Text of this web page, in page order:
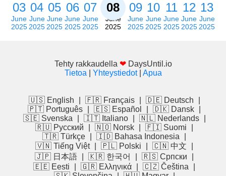
03
June
2025
04
June
2025
05
June
2025
06
June
2025
07
June
2025
08
June
2025
09
June
2025
10
June
2025
11
June
2025
12
June
2025
13
June
2025
Tehty rakkaudella ❤ DaysUntil.io
Tietoa
Yhteystiedot| Apua
🇺🇸 English 🇫🇷 Français 🇩🇪 Deutsch
🇵🇹 Português
🇪🇸 Español 🇩🇰 Dansk
🇸🇪 Svenska
🇮🇹 Italiano 🇳🇱 Nederlands
🇷🇺 Русский
🇳🇴 Norsk 🇫🇮 Suomi
🇹🇷 Türkçe
🇮🇩 Bahasa Indonesia
🇻🇳 Tiếng Việt
🇵🇱 Polski 🇨🇳 中文
🇯🇵 日本語
🇰🇷 한국어 🇷🇸 Српски
🇪🇪 Eesti
🇬🇷 Ελληνικά 🇨🇿 Čeština